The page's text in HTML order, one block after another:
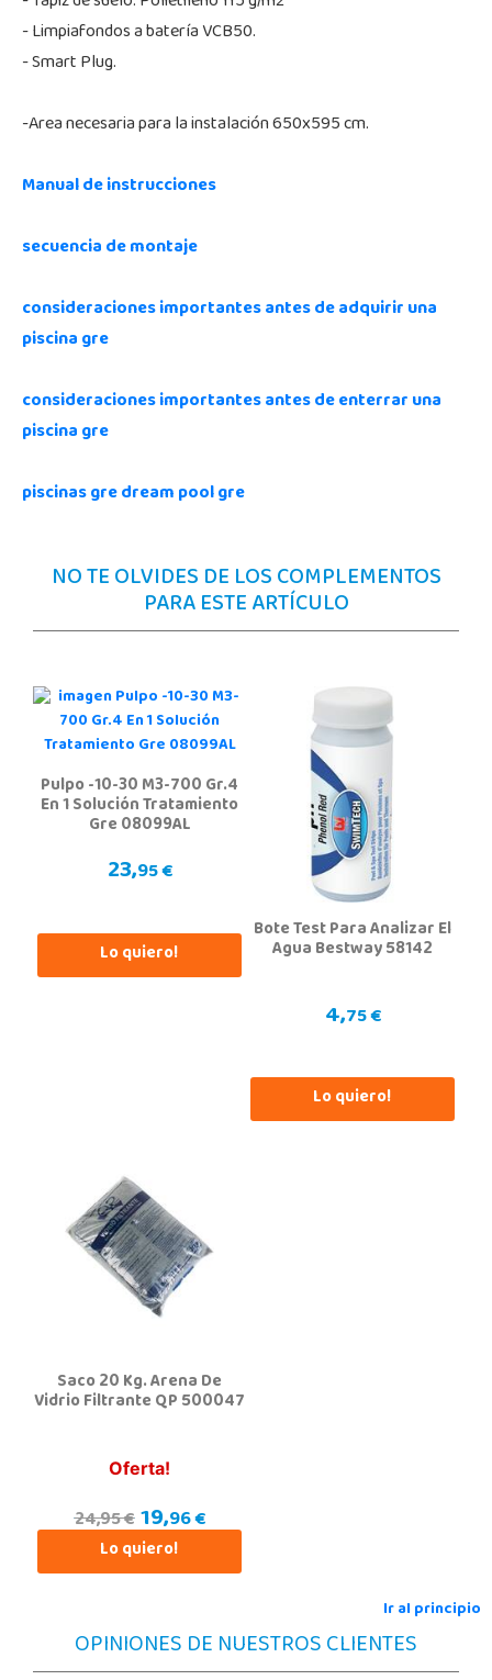
- Limpiafondos a batería VCB50.
- Smart Plug.
-Area necesaria para la instalación 650x595 cm.
Manual de instrucciones
secuencia de montaje
consideraciones importantes antes de adquirir una
piscina gre
consideraciones importantes antes de enterrar una
piscina gre
piscinas gre dream pool gre
NO TE OLVIDES DE LOS COMPLEMENTOS
PARA ESTE ARTÍCULO
Pulpo -10-30 M3-700 Gr.4
En 1 Solución Tratamiento
Gre 08099AL
23,95 €
Lo quiero!
Bote Test Para Analizar El
Agua Bestway 58142
4,75 €
Lo quiero!
Saco 20 Kg. Arena De
Vidrio Filtrante QP 500047
Oferta!
24,95 €19,96 €
Lo quiero!
Ir al principio
OPINIONES DE NUESTROS CLIENTES